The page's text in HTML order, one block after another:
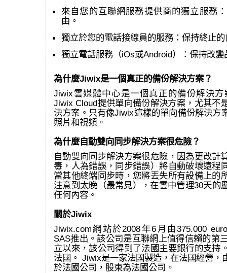
來自您的互聯網服務提供商的獨立服務
由。
獨立於您的電話接線員的服務：保持終止
獨立電話服務（iOs或Android）：保持改變
為什麼Jiwix是一個真正的備份解決方案？
Jiwix雲媒體中心是一個真正的備份解決方
Jiwix Cloud提供單向備份解決方案，尤其不
決方案。只有像Jiwix這樣的單向備份解決方
照片和視頻。
為什麼自動雙向同步解決方案很危險？
自動雙向同步解決方案很危險，因為更改計
毒，人為錯誤，同步錯誤）將自動破壞遠程
當其他終端同步時，您將丟失所有設備上的
注意到太晚（最常見），在雲中管理30天的
任何內容。
關於Jiwix
Jiwix.com網站於2008年6月由375.000
SAS推出。該公司是互聯網上值得信賴的第
立以來，該公司得到了法國主要銀行的支持
法國。 Jiwix是一家法國製造，在法國經營，
於法國公司，股東為法國公司。